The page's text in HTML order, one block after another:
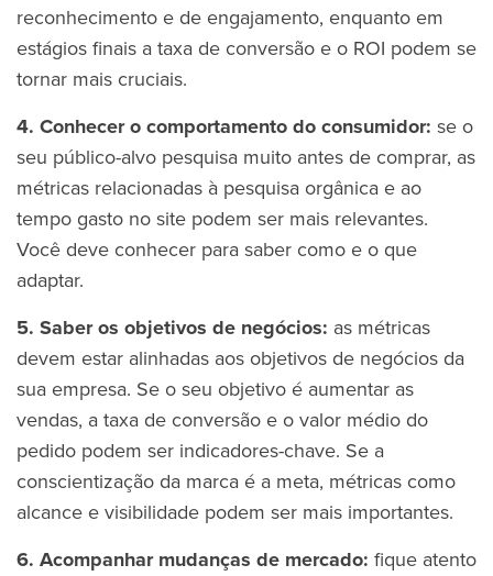
reconhecimento e de engajamento, enquanto em
estágios finais a taxa de conversão e o ROI podem se
tornar mais cruciais.
4. Conhecer o comportamento do consumidor: se o
seu público-alvo pesquisa muito antes de comprar, as
métricas relacionadas à pesquisa orgânica e ao
tempo gasto no site podem ser mais relevantes.
Você deve conhecer para saber como e o que
adaptar.
5. Saber os objetivos de negócios: as métricas
devem estar alinhadas aos objetivos de negócios da
sua empresa. Se o seu objetivo é aumentar as
vendas, a taxa de conversão e o valor médio do
pedido podem ser indicadores-chave. Se a
conscientização da marca é a meta, métricas como
alcance e visibilidade podem ser mais importantes.
6. Acompanhar mudanças de mercado: fique atento